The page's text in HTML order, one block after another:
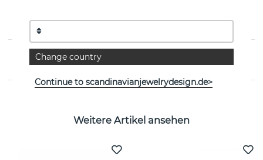
von der schwedischen Marke Efva Attling
EIGENSCHAFTEN
Weitere Artikel ansehen
Change country
Continue to scandinavianjewelrydesign.de>